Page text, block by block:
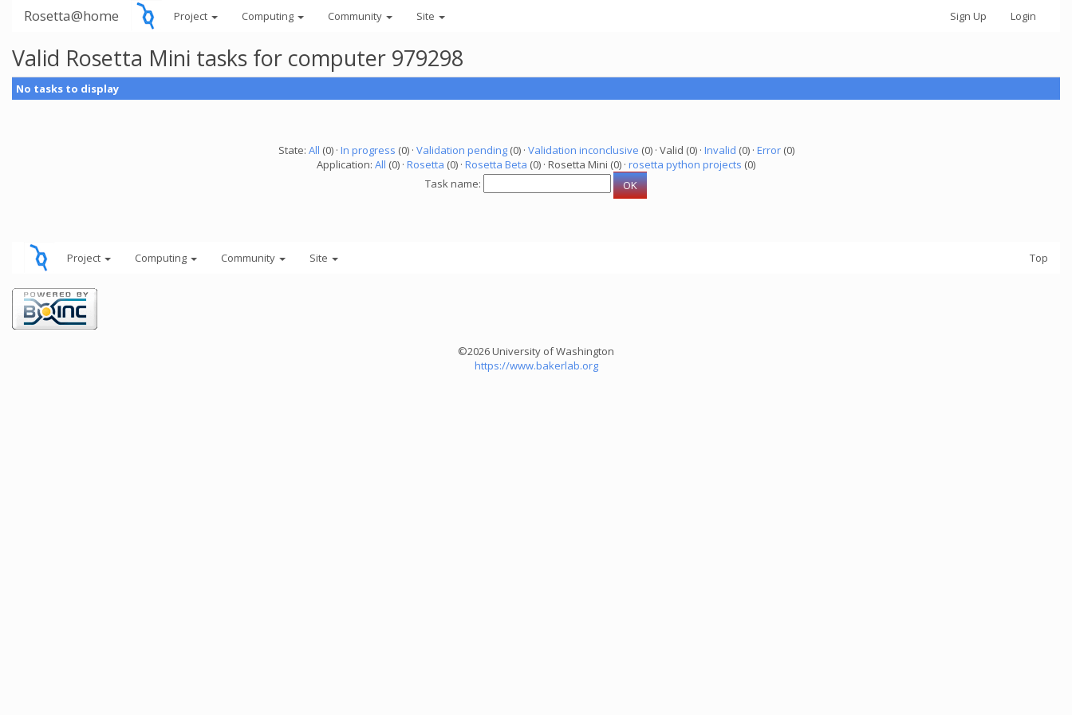
Rosetta@home Project Computing Community Site Sign Up Login
Valid Rosetta Mini tasks for computer 979298
No tasks to display
State: All (0) · In progress (0) · Validation pending(0) · Validation inconclusive (0) · Valid (0) · Invalid (0) · Error(0)
Application: All (0) · Rosetta (0) · Rosetta Beta (0) · Rosetta Mini (0) · rosetta python projects (0)
Task name:
Project Computing Community Site Top
©2026 University of Washington
https://www.bakerlab.org